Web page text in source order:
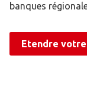
banques
Etendre